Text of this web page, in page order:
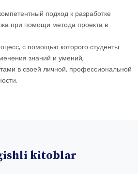
подход к разработке
при помощи метода проекта в
с помощью которого студенты
знаний и умений,
в своей личной, профессиональной
kitoblar